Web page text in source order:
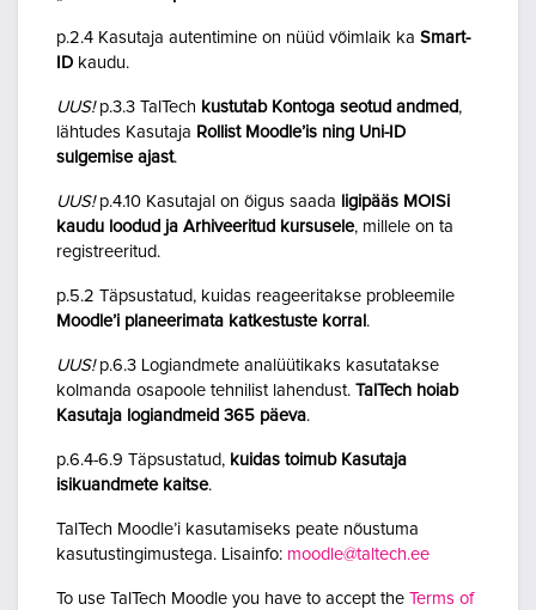
p.2.4 Kasutaja autentimine on nüüd võimlaik ka Smart-
ID kaudu.
UUS!p.3.3 TalTech kustutab Kontoga seotud andmed,
lähtudes Kasutaja Rollist Moodle’is ning Uni-ID
sulgemise ajast.
UUS!p.4.10 Kasutajal on õigus saada ligipääs MOISi
kaudu loodud ja Arhiveeritud kursusele, millele on ta
registreeritud.
p.5.2 Täpsustatud, kuidas reageeritakse probleemile
Moodle’i planeerimata katkestuste korral .
UUS!p.6.3 Logiandmete analüütikaks kasutatakse
kolmanda osapoole tehnilist lahendust. TalTech hoiab
Kasutaja logiandmeid 365 päeva.
p.6.4-6.9 Täpsustatud, kuidas toimub Kasutaja
isikuandmete kaitse.
TalTech Moodle’i kasutamiseks peate nõustuma
kasutustingimustega. Lisainfo: moodle@taltech.ee
To use TalTech Moodle you have to accept the Terms of